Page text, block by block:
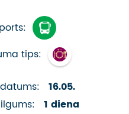
tips:
datums:
16.05.
ilgums:
1 diena